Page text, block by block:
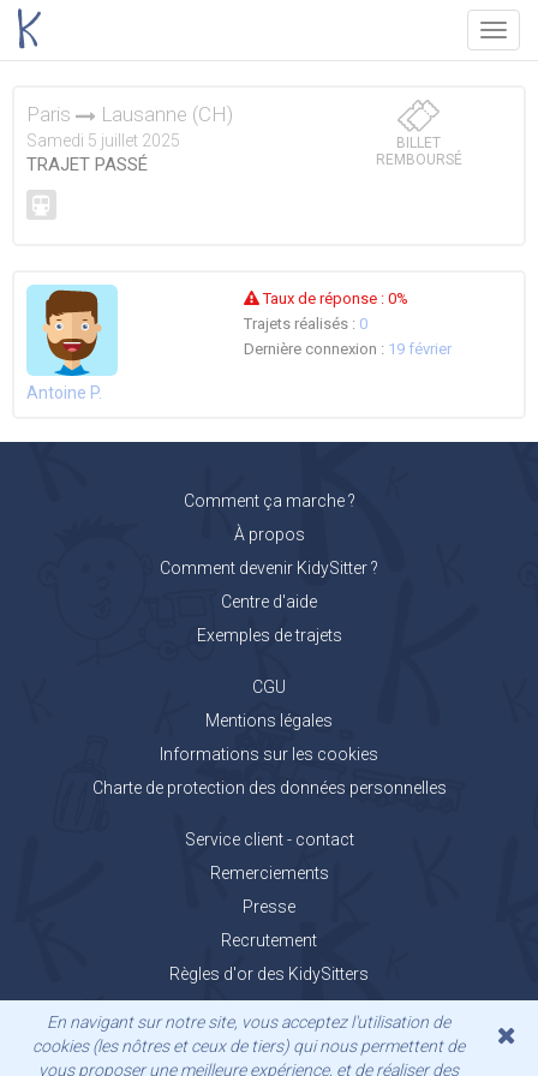
Menu
Paris Lausanne (CH)
Samedi 5 juillet 2025
TRAJET PASSÉ
BILLET
REMBOURSÉ
Antoine P.
Taux de réponse : 0%
Trajets réalisés : 0
Dernière connexion : 19 février
Comment ça marche ?
À propos
Comment devenir KidySitter ?
Centre d'aide
Exemples de trajets
CGU
Mentions légales
Informations sur les cookies
Charte de protection des données personnelles
Service client - contact
Remerciements
Presse
Recrutement
Règles d'or des KidySitters
En navigant sur notre site, vous acceptez l'utilisation de
cookies (les nôtres et ceux de tiers) qui nous permettent de
vous proposer une meilleure expérience, et de réaliser des